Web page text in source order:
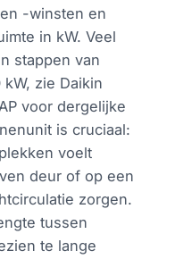
-winsten en
in kW. Veel
stappen van
zie Daikin
voor dergelijke
is cruciaal:
voelt
deur of op een
zorgen.
tussen
te lange